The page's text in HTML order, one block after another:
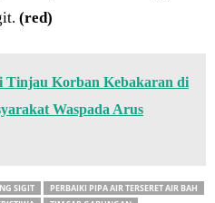
(red)
Tinjau Korban Kebakaran di
Waspada Arus
SIGIT
PERBAIKI PIPA AIR TERSERET AIR BAH